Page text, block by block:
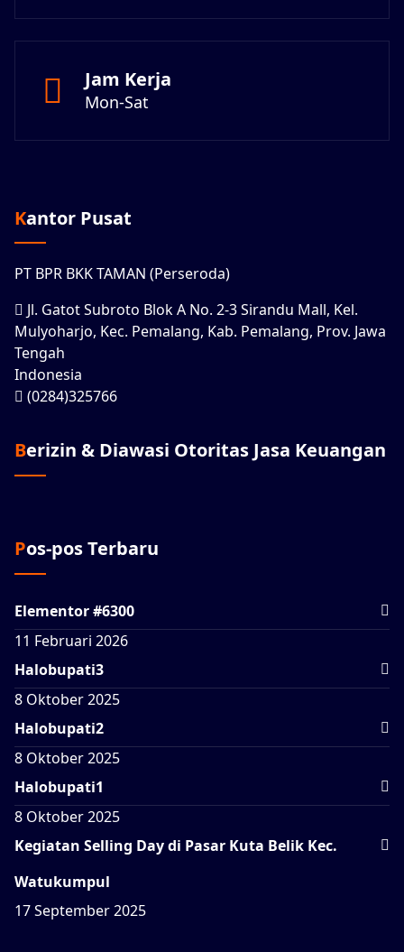
Jam Kerja
Mon-Sat
Kantor Pusat
PT BPR BKK TAMAN (Perseroda)
Jl. Gatot Subroto Blok A No. 2-3 Sirandu Mall, Kel.
Mulyoharjo, Kec. Pemalang, Kab. Pemalang, Prov. Jawa
Tengah
Indonesia
(0284)325766
Berizin & Diawasi Otoritas Jasa Keuangan
Pos-pos Terbaru
Elementor #6300
11 Februari 2026
Halobupati3
8 Oktober 2025
Halobupati2
8 Oktober 2025
Halobupati1
8 Oktober 2025
Kegiatan Selling Day di Pasar Kuta Belik Kec.
Watukumpul
17 September 2025